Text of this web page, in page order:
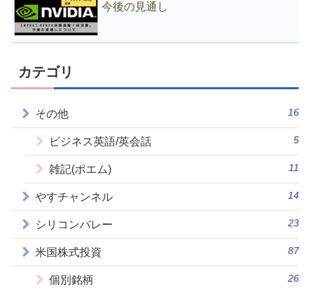
今後の見通し
カテゴリ
その他 16
ビジネス英語/英会話 5
雑記(ポエム) 11
やすチャンネル 14
シリコンバレー 23
米国株式投資 87
個別銘柄 26